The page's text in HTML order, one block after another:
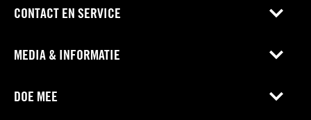
CONTACT EN SERVICE
MEDIA & INFORMATIE
DOE MEE